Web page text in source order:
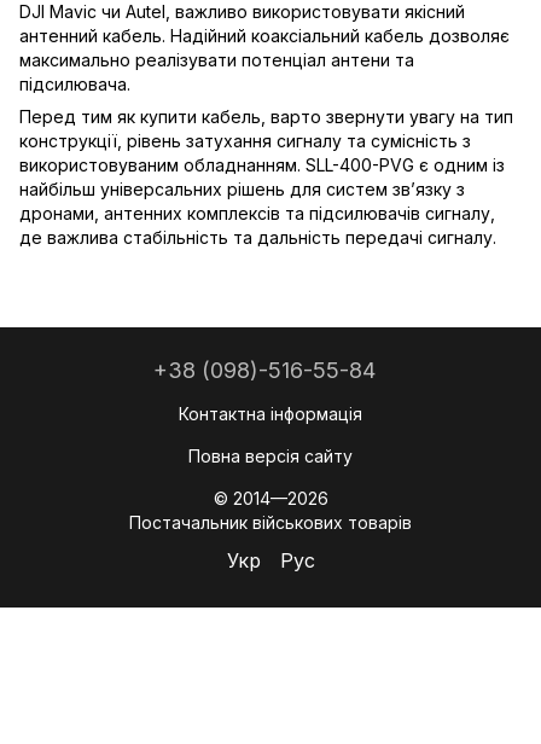
DJI Mavic чи Autel, важливо використовувати якісний
антенний кабель. Надійний коаксіальний кабель дозволяє
максимально реалізувати потенціал антени та
підсилювача.
Перед тим як купити кабель, варто звернути увагу на тип
конструкції, рівень затухання сигналу та сумісність з
використовуваним обладнанням. SLL-400-PVG є одним із
найбільш універсальних рішень для систем зв’язку з
дронами, антенних комплексів та підсилювачів сигналу,
де важлива стабільність та дальність передачі сигналу.
+38 (098)-516-55-84
Контактна інформація
Повна версія сайту
© 2014—2026
Постачальник військових товарів
Укр Рус